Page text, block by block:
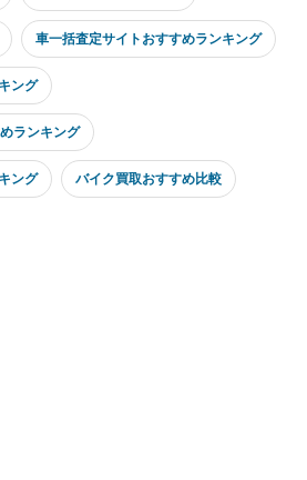
車一括査定サイトおすすめランキング
ング
ランキング
ング バイク買取おすすめ比較